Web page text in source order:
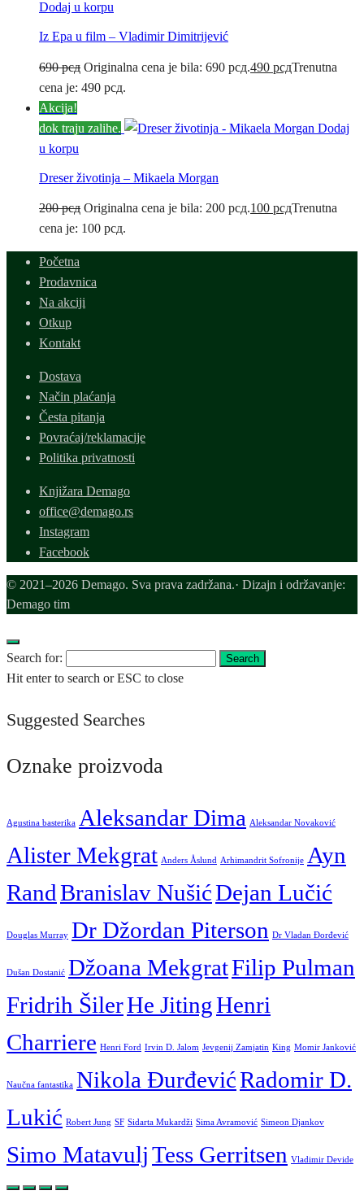
Dodaj u korpu
Iz Epa u film – Vladimir Dimitrijević
690рсд Originalna cena je bila: 690 рсд.490 рсдTrenutna
cena je: 490 рсд.
Akcija!
dok traju zalihe.
Dodaj
u korpu
Dreser životinja – Mikaela Morgan
200рсд Originalna cena je bila: 200 рсд.100 рсдTrenutna
cena je: 100 рсд.
Početna
Prodavnica
Na akciji
Otkup
Kontakt
Dostava
Način plaćanja
Česta pitanja
Povraćaj/reklamacije
Politika privatnosti
Knjižara Demago
office@demago.rs
Instagram
Facebook
© 2021–2026 Demago. Sva prava zadržana.· Dizajn i održavanje:
Demago tim
Search for: Search
Hit enter to search or ESC to close
Suggested Searches
Oznake proizvoda
Agustina basterika Aleksandar Dima Aleksandar Novaković
Alister Mekgrat Anders Åslund Arhimandrit Sofronije Ayn
RandBranislav NušićDejan Lučić
Douglas Murray Dr Džordan Piterson Dr Vladan Đorđević
Dušan Dostanić Džoana MekgratFilip Pulman
Fridrih ŠilerHe JitingHenri
Charriere Henri Ford Irvin D. Jalom Jevgenij Zamjatin King Momir Janković
Naučna fantastika Nikola ĐurđevićRadomir D.
Lukić Robert Jung SF Sidarta Mukardži Sima Avramović Simeon Djankov
Simo MatavuljTess Gerritsen Vladimir Devide